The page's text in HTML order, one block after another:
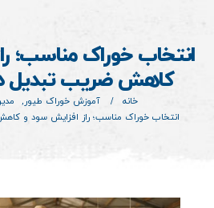
انتخاب خوراک مناسب؛
کاهش ضریب تبدیل
خانه آموزش خوراک طیور ,
انتخاب خوراک مناسب؛ راز افزایش سود و